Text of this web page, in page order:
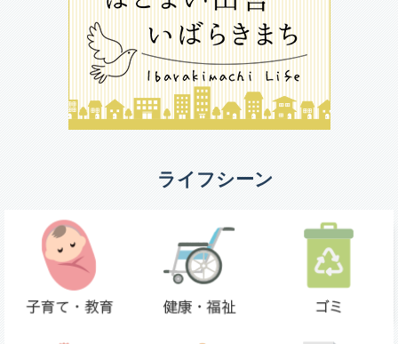
ライフシーン